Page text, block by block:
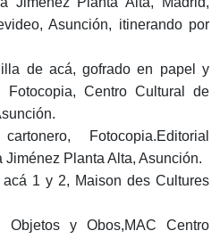
Asunción, itinerando por
de acá, gofrado en papel y
Centro Cultural de
Fotocopia.Editorial
Planta Alta, Asunción.
1 y 2, Maison des Cultures
y Obos,MAC Centro